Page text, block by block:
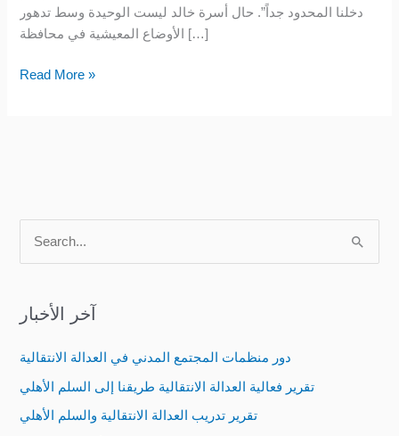
دخلنا المحدود جداً”. حال أسرة خالد ليست الوحيدة وسط تدهور
الأوضاع المعيشية في محافظة […]
Read More »
r
o
آخر الأخبار
دور منظمات المجتمع المدني في العدالة الانتقالية
تقرير فعالية العدالة الانتقالية طريقنا إلى السلم الأهلي
تقرير تدريب العدالة الانتقالية والسلم الأهلي